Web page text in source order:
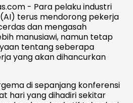
- Para pelaku industri
terus mendorong pekerja
dan mengasah
manusiawi, namun tetap
tentang seberapa
yang akan dihancurkan
di sepanjang konferensi
hari yang dihadiri sekitar